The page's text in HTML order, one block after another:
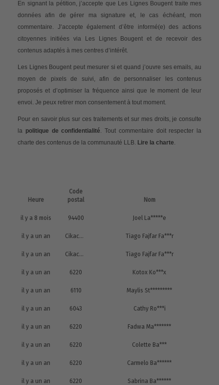
En signant la pétition, j’accepte que Les Lignes Bougent traite mes
données afin de gérer ma signature et, le cas échéant, mon
commentaire. J’accepte également d’être informé(e) des actions
citoyennes initiées via Les Lignes Bougent et de recevoir des
contenus adaptés à mes centres d’intérêt.
Les Lignes Bougent peut mesurer si et quand j’ouvre ses emails, au
moyen de pixels de suivi, afin de personnaliser les contenus
proposés et d’optimiser la fréquence ainsi que le moment de leur
envoi. Je peux retirer mon consentement à tout moment.
Pour en savoir plus sur ces traitements et sur mes droits, je consulte
la politique de confidentialité . Tout commentaire doit respecter la
charte des contenus de la communauté LLB. Lire la charte
Heure
Code
postal
Nom
il y a 8 mois 94400 Joel La*****e
il y a un an Cikacnrgc Tiago Fajfar Fa***r
il y a un an Cikacnrgc Tiago Fajfar Fa***r
il y a un an 6220 Kotox Ko***x
il y a un an 6110 Maylis St*********
il y a un an 6043 Cathy Ro***i
il y a un an 6220 Fadwa Ma*******
il y a un an 6220 Colette Ba***
il y a un an 6220 Carmelo Ba******
il y a un an 6220 Sabrina Ba******